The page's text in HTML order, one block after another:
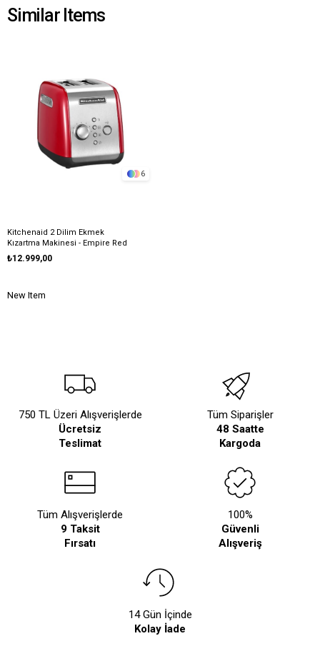
Similar Items
6
Kitchenaid 2 Dilim Ekmek
Kızartma Makinesi - Empire Red
₺12.999,00
New Item
750 TL Üzeri Alışverişlerde
Ücretsiz
Teslimat
Tüm Siparişler
48 Saatte
Kargoda
Tüm Alışverişlerde
9 Taksit
Fırsatı
100%
Güvenli
Alışveriş
14 Gün İçinde
Kolay İade